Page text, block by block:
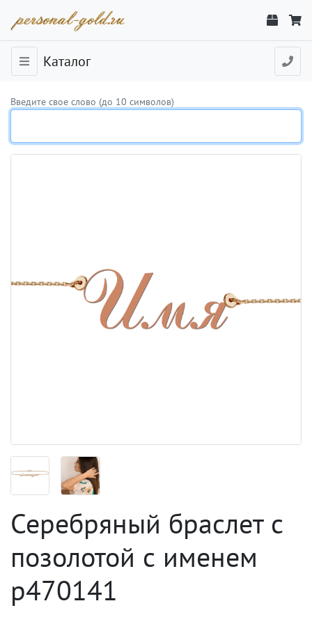
Каталог
Серебряный браслет с
позолотой с именем
p470141
Введите свое слово (до 10 символов)